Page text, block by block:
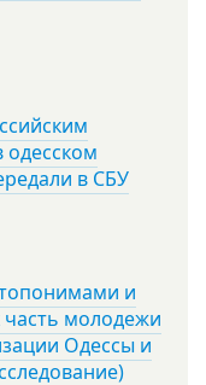
одесском
в СБУ
и
молодежи
Одессы и